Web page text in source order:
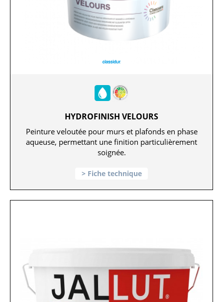
HYDROFINISH VELOURS
Peinture veloutée pour murs et plafonds en phase
aqueuse, permettant une finition particulièrement
soignée.
Fiche technique